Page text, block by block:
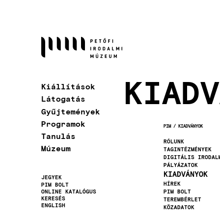
Kiállítások
Látogatás
Gyűjtemények
Programok
Tanulás
Múzeum
Másodlagos
navigáció
JEGYEK
PIM BOLT
ONLINE KATALÓGUS
KERESÉS
ENGLISH
PIM KIADVÁNYOK
RÓLUNK
TAGINTÉZMÉNYEK
DIGITÁLIS
PÁLYÁZATOK
KIADVÁNYOK
HÍREK
PIM BOLT
TEREMBÉRLET
KÖZADATOK